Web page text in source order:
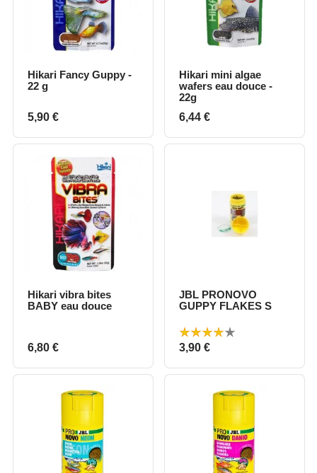
Hikari Fancy Guppy -
22 g
Prix
5,90 €
Hikari mini algae
wafers eau douce -
22g
Prix
6,44 €
Hikari vibra bites
BABY eau douce
Prix
6,80 €
JBL PRONOVO
GUPPY FLAKES S
Prix
3,90 €